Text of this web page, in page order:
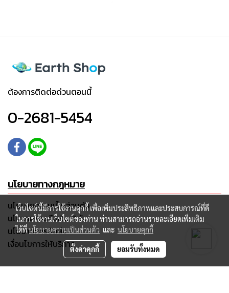
ต้องการติดต่อด่วนตอนนี้
0-2681-5454
นโยบายทางกฎหมาย
นโยบายความเป็นส่วนตัว
นโยบายการคืนเงิน 7 วัน
นโยบายการจัดส่ง
เงื่อนไขการให้บริการ
เว็บไซต์นี้มีการใช้งานคุกกี้ เพื่อเพิ่มประสิทธิภาพและประสบการณ์ที่ดี
ในการใช้งานเว็บไซต์ของท่าน ท่านสามารถอ่านรายละเอียดเพิ่มเติม
ได้ที่นโยบายความเป็นส่วนตัว และ นโยบายคุกกี้
ตั้งค่าคุกกี้ ยอมรับทั้งหมด